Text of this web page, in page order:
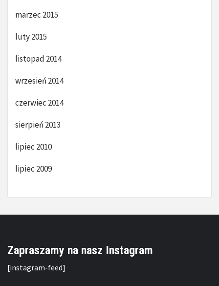
marzec 2015
luty 2015
listopad 2014
wrzesień 2014
czerwiec 2014
sierpień 2013
lipiec 2010
lipiec 2009
Zapraszamy na nasz Instagram
[instagram-feed]